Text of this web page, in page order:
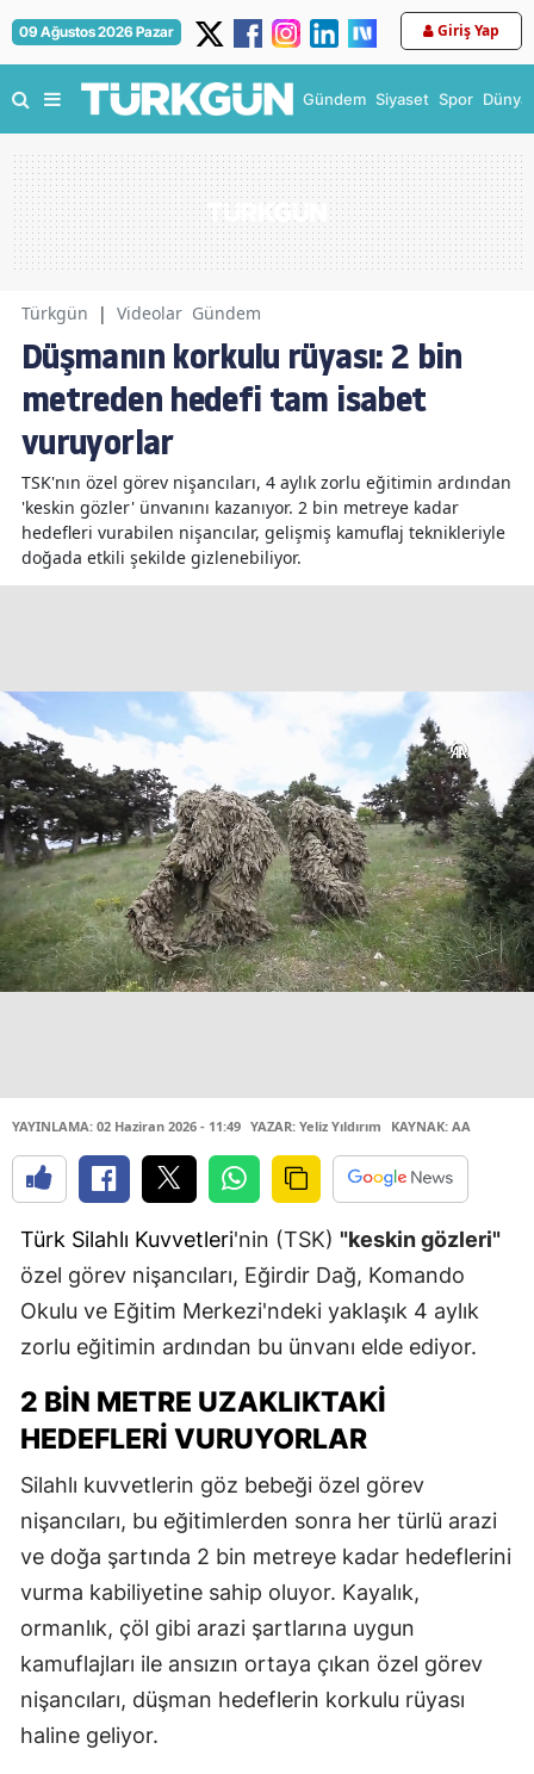
09 Ağustos 2026 Pazar Giriş Yap
Gündem Siyaset Spor Dünya
Türkgün | Videolar Gündem
Düşmanın korkulu rüyası: 2 bin
metreden hedefi tam isabet
vuruyorlar
TSK'nın özel görev nişancıları, 4 aylık zorlu eğitimin ardından
'keskin gözler' ünvanını kazanıyor. 2 bin metreye kadar
hedefleri vurabilen nişancılar, gelişmiş kamuflaj teknikleriyle
doğada etkili şekilde gizlenebiliyor.
YAYINLAMA: 02 Haziran 2026 - 11:49 YAZAR: Yeliz Yıldırım KAYNAK: AA
Türk Silahlı Kuvvetleri'nin (TSK) "keskin gözleri"
özel görev nişancıları, Eğirdir Dağ, Komando
Okulu ve Eğitim Merkezi'ndeki yaklaşık 4 aylık
zorlu eğitimin ardından bu ünvanı elde ediyor.
2 BİN METRE UZAKLIKTAKİ
HEDEFLERİ VURUYORLAR
Silahlı kuvvetlerin göz bebeği özel görev
nişancıları, bu eğitimlerden sonra her türlü arazi
ve doğa şartında 2 bin metreye kadar hedeflerini
vurma kabiliyetine sahip oluyor. Kayalık,
ormanlık, çöl gibi arazi şartlarına uygun
kamuflajları ile ansızın ortaya çıkan özel görev
nişancıları, düşman hedeflerin korkulu rüyası
haline geliyor.